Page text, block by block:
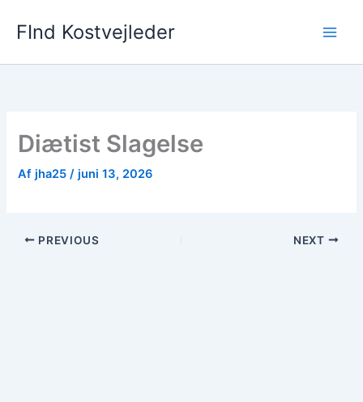
FInd Kostvejleder
Diætist Slagelse
Af jha25/ juni 13, 2026
PREVIOUS NEXT